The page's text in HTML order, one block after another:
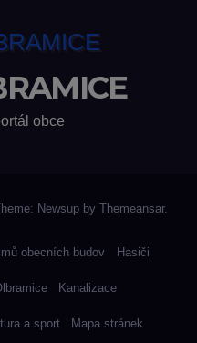
obce
Newsup by Themeansar.
obecních budov Hasiči
Kanalizace
a sport Mapa stránek